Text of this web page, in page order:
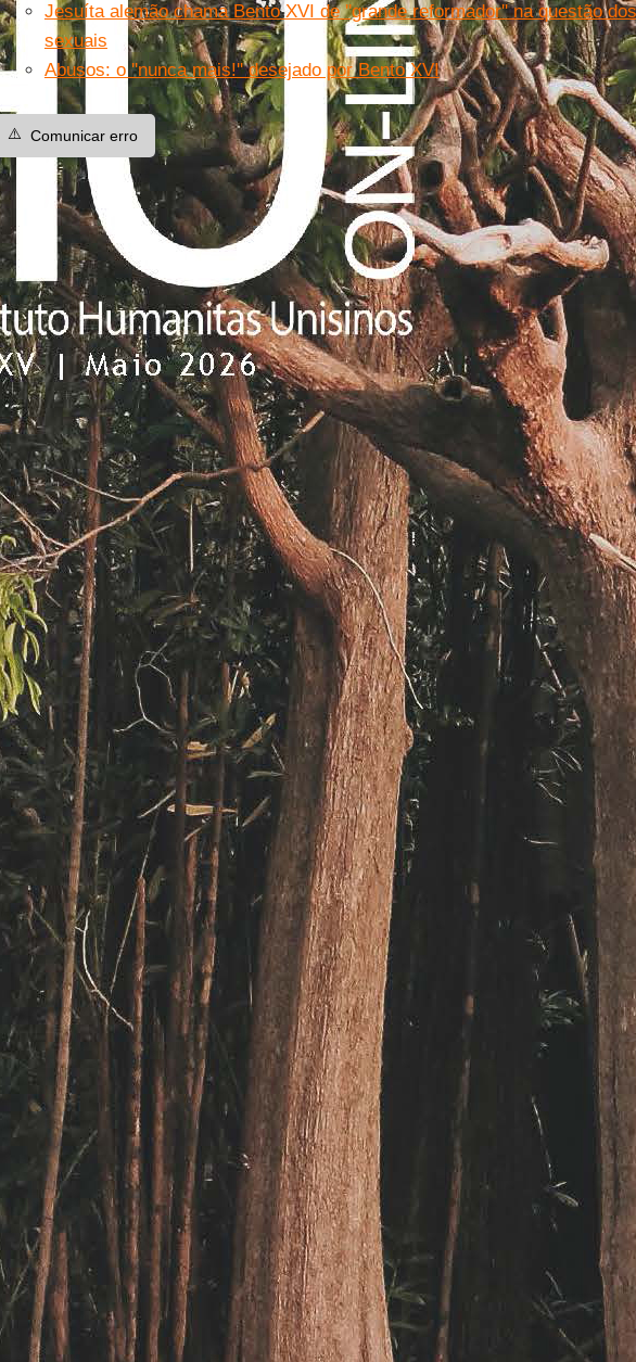
Jesuíta alemão chama Bento XVI de ''grande reformador'' na questão
sexuais
Abusos: o ''nunca mais!'' desejado por Bento XVI
⚠️ Comunicar erro